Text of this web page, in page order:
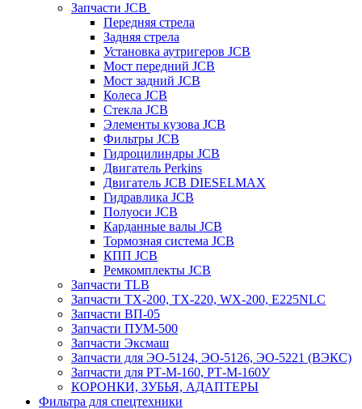
Запчасти JCB
Передняя стрела
Задняя стрела
Установка аутригеров JCB
Мост передний JCB
Мост задний JCB
Колеса JCB
Стекла JCB
Элементы кузова JCB
Фильтры JCB
Гидроцилиндры JCB
Двигатель Perkins
Двигатель JCB DIESELMAX
Гидравлика JCB
Полуоси JCB
Карданные валы JCB
Тормозная система JCB
КПП JCB
Ремкомплекты JCB
Запчасти TLB
Запчасти TX-200, TX-220, WX-200, E225NLC
Запчасти ВП-05
Запчасти ПУМ-500
Запчасти Эксмаш
Запчасти для ЭО-5124, ЭО-5126, ЭО-5221 (ВЭКС)
Запчасти для РТ-М-160, РТ-М-160У
КОРОНКИ, ЗУБЬЯ, АДАПТЕРЫ
Фильтра для спецтехники